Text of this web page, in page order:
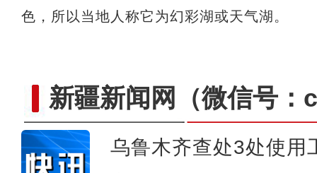
色，所以当地人称它为幻彩湖或天气湖。
新疆新闻网 （微信号
乌鲁木齐查处3处使用